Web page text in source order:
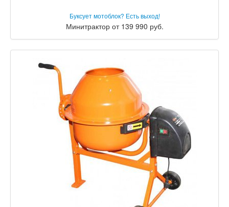
Буксует мотоблок? Есть выход!
Минитрактор от 139 990 руб.